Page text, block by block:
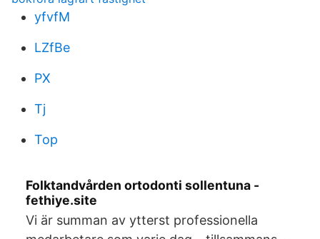
yfvfM
LZfBe
PX
Tj
Top
Folktandvården ortodonti sollentuna -
fethiye.site
Vi är summan av ytterst professionella